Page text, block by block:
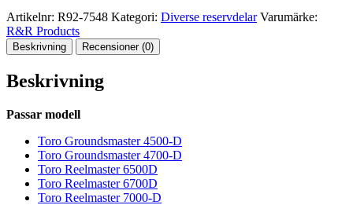
Artikelnr: R92-7548 Kategori: Diverse reservdelar Varumärke:
R&R Products
Beskrivning Recensioner (0)
Beskrivning
Passar modell
Toro Groundsmaster 4500-D
Toro Groundsmaster 4700-D
Toro Reelmaster 6500D
Toro Reelmaster 6700D
Toro Reelmaster 7000-D